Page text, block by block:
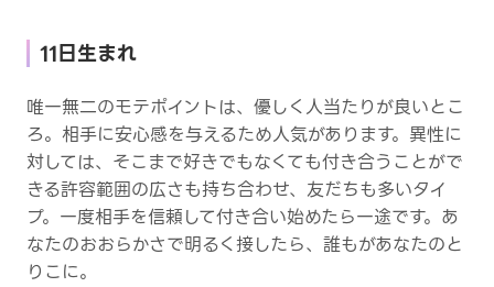
11日生まれ
唯一無二のモテポイントは、優しく人当たりが良いとこ
ろ。相手に安心感を与えるため人気があります。異性に
対しては、そこまで好きでもなくても付き合うことがで
きる許容範囲の広さも持ち合わせ、友だちも多いタイ
プ。一度相手を信頼して付き合い始めたら一途です。あ
なたのおおらかさで明るく接したら、誰もがあなたのと
りこに。